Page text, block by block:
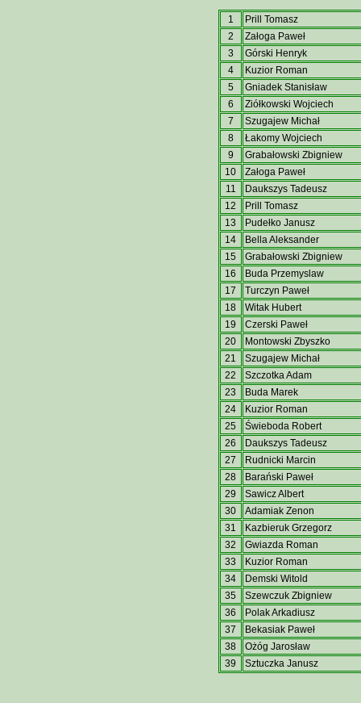
1
Prill Tomasz
2
Załoga Paweł
3
Górski Henryk
4
Kuzior Roman
5
Gniadek Stanisław
6
Ziółkowski Wojciech
7
Szugajew Michał
8
Łakomy Wojciech
9
Grabałowski Zbigniew
10
Załoga Paweł
11
Daukszys Tadeusz
12
Prill Tomasz
13
Pudełko Janusz
14
Bella Aleksander
15
Grabałowski Zbigniew
16
Buda Przemyslaw
17
Turczyn Paweł
18
Witak Hubert
19
Czerski Paweł
20
Montowski Zbyszko
21
Szugajew Michał
22
Szczotka Adam
23
Buda Marek
24
Kuzior Roman
25
Świeboda Robert
26
Daukszys Tadeusz
27
Rudnicki Marcin
28
Barański Paweł
29
Sawicz Albert
30
Adamiak Zenon
31
Kazbieruk Grzegorz
32
Gwiazda Roman
33
Kuzior Roman
34
Demski Witold
35
Szewczuk Zbigniew
36
Polak Arkadiusz
37
Bekasiak Paweł
38
Ożóg Jarosław
39
Sztuczka Janusz